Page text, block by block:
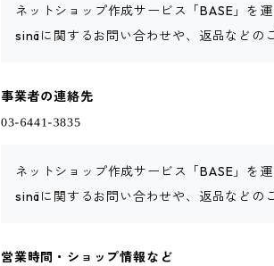
ネットショップ作成サービス「BASE」を
sinäに関するお問い合わせや、返品などの
事業者の連絡先
ネットショップ作成サービス「BASE」を
sinäに関するお問い合わせや、返品などの
営業時間・ショップ情報など